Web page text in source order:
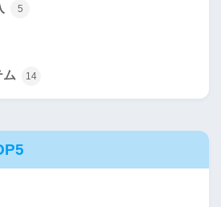
5
ム 14